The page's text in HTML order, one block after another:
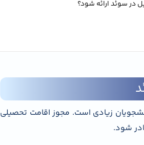
در سوئد ارائه شود؟
زیادی است. مجوز اقامت تحصیلی
شود.